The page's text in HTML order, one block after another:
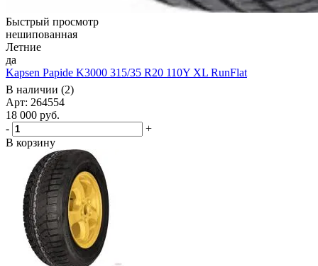
Быстрый просмотр
нешипованная
Летние
да
Kapsen Papide K3000 315/35 R20 110Y XL RunFlat
В наличии (2)
Арт: 264554
18 000 руб.
-
+
В корзину